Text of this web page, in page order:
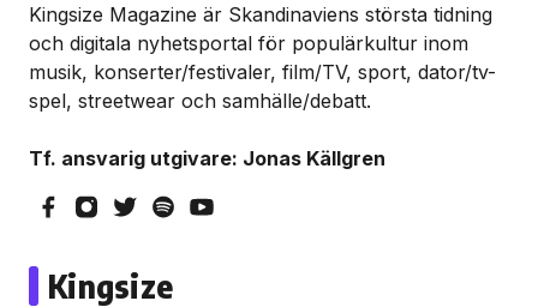
Kingsize Magazine är Skandinaviens största tidning
och digitala nyhetsportal för populärkultur inom
musik, konserter/festivaler, film/TV, sport, dator/tv-
spel, streetwear och samhälle/debatt.
Tf. ansvarig utgivare: Jonas Källgren
Kingsize